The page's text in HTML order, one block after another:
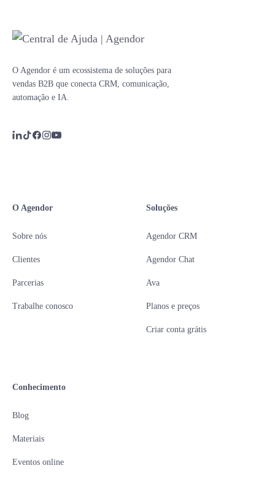
O Agendor é um ecossistema de soluções para
vendas B2B que conecta CRM, comunicação,
automação e IA.
O Agendor
Sobre nós
Clientes
Parcerias
Trabalhe conosco
Soluções
Agendor CRM
Agendor Chat
Ava
Planos e preços
Criar conta grátis
Conhecimento
Blog
Materiais
Eventos online